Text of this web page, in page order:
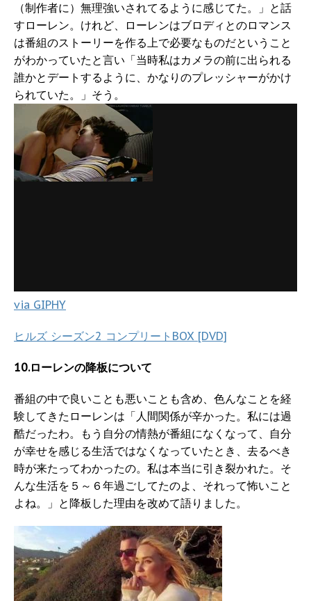
（制作者に）無理強いされてるように感じてた。」と話
すローレン。けれど、ローレンはブロディとのロマンス
は番組のストーリーを作る上で必要なものだということ
がわかっていたと言い「当時私はカメラの前に出られる
誰かとデートするように、かなりのプレッシャーがかけ
られていた。」そう。
via GIPHY
ヒルズ シーズン2 コンプリートBOX [DVD]
10.ローレンの降板について
番組の中で良いことも悪いことも含め、色んなことを経
験してきたローレンは「人間関係が辛かった。私には過
酷だったわ。もう自分の情熱が番組になくなって、自分
が幸せを感じる生活ではなくなっていたとき、去るべき
時が来たってわかったの。私は本当に引き裂かれた。そ
んな生活を５～６年過ごしてたのよ、それって怖いこと
よね。」と降板した理由を改めて語りました。